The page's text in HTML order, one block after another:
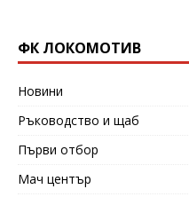
ФК ЛОКОМОТИВ
Новини
Ръководство и щаб
Първи отбор
Мач център